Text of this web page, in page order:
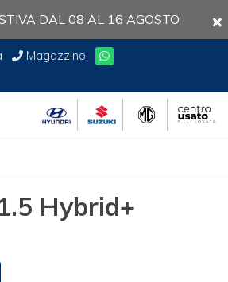
DAL 08 AL 16 AGOSTO
Magazzino
Hybrid+